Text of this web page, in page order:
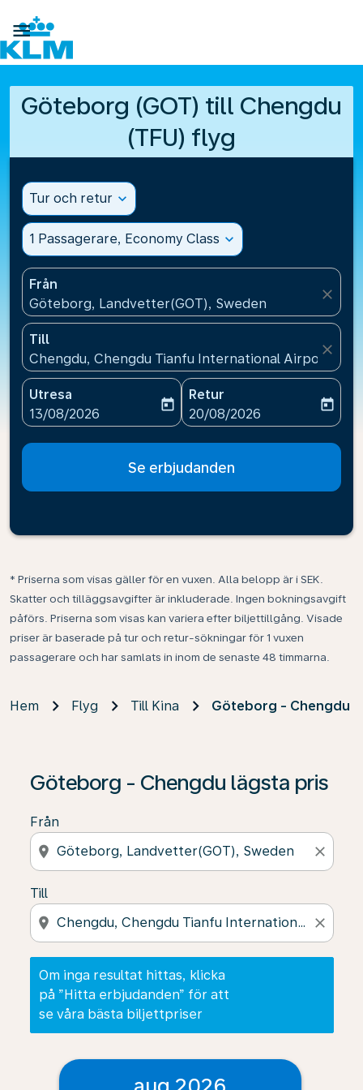

Göteborg (GOT) till Chengdu
(TFU) flyg
Tur och retur expand_more
1 Passagerare, Economy Class expand_more
Från
Göteborg, Landvetter(GOT), Sweden
close
Till
Chengdu, Chengdu Tianfu International
close
Utresa
fc-booking-departure-date-aria-label
13/08/2026
today
Retur
fc-booking-return-date-
20/08/2026
today
Se erbjudanden
* Priserna som visas gäller för en vuxen. Alla belopp är i SEK.
Skatter och tilläggsavgifter är inkluderade. Ingen bokningsavgift
påförs. Priserna som visas kan variera efter biljettillgång. Visade
priser är baserade på tur och retur-sökningar för 1 vuxen
passagerare och har samlats in inom de senaste 48 timmarna.
Hem Flyg Till Kina Göteborg - Chengdu
Göteborg - Chengdu lägsta pris
Från
location_on close
Till
location_on close
Om inga resultat hittas, klicka
på ”Hitta erbjudanden” för att
se våra bästa biljettpriser
Om inga resultat hittas, klicka på ”Hitta